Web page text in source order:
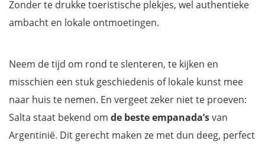
Zonder te drukke toeristische plekjes, wel authentieke
ambacht en lokale ontmoetingen.
Neem de tijd om rond te slenteren, te kijken en
misschien een stuk geschiedenis of lokale kunst mee
naar huis te nemen. En vergeet zeker niet te proeven:
Salta staat bekend om de beste empanada’svan
Argentinië. Dit gerecht maken ze met dun deeg, perfect